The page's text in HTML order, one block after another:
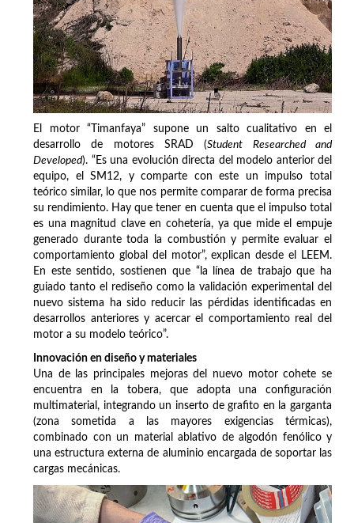
El motor “Timanfaya” supone un salto cualitativo en el
desarrollo de motores SRAD (Student Researched and
Developed). “Es una evolución directa del modelo anterior del
equipo, el SM12, y comparte con este un impulso total
teórico similar, lo que nos permite comparar de forma precisa
su rendimiento. Hay que tener en cuenta que el impulso total
es una magnitud clave en cohetería, ya que mide el empuje
generado durante toda la combustión y permite evaluar el
comportamiento global del motor”, explican desde el LEEM.
En este sentido, sostienen que “la línea de trabajo que ha
guiado tanto el rediseño como la validación experimental del
nuevo sistema ha sido reducir las pérdidas identificadas en
desarrollos anteriores y acercar el comportamiento real del
motor a su modelo teórico”.
Innovación en diseño y materiales
Una de las principales mejoras del nuevo motor cohete se
encuentra en la tobera, que adopta una configuración
multimaterial, integrando un inserto de grafito en la garganta
(zona sometida a las mayores exigencias térmicas),
combinado con un material ablativo de algodón fenólico y
una estructura externa de aluminio encargada de soportar las
cargas mecánicas.